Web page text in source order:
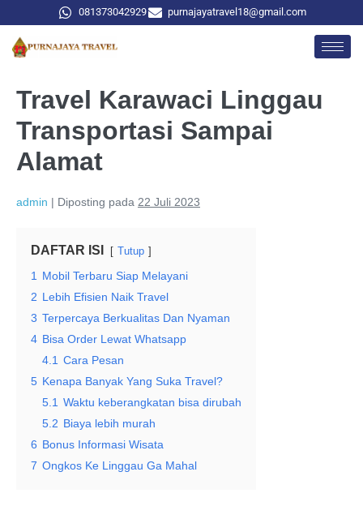
081373042929 purnajayatravel18@gmail.com
Travel Karawaci Linggau
Transportasi Sampai
Alamat
admin | Diposting pada 22 Juli 2023
DAFTAR ISI Tutup
1
Mobil Terbaru Siap Melayani
2 Lebih Efisien Naik Travel
3 Terpercaya Berkualitas Dan Nyaman
4 Bisa Order Lewat Whatsapp
4.1 Cara Pesan
5 Kenapa Banyak Yang Suka Travel?
5.1 Waktu keberangkatan bisa dirubah
5.2 Biaya lebih murah
6 Bonus Informasi Wisata
7 Ongkos Ke Linggau Ga Mahal